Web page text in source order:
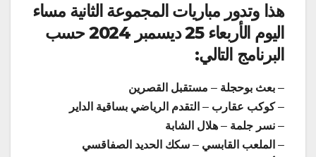
هذا وتدور مباريات المجموعة الثانية مساء
اليوم الأربعاء 25 ديسمبر 2024
حسب
البرنامج التالي:
– بعث بوحجلة – مستقبل القصرين
–كوكب عقارب – التقدم الرياضي بساقية الداير
– نسر جلمة – هلال الشابة
– الملعب القابسي – سكك الحديد الصفاقسي